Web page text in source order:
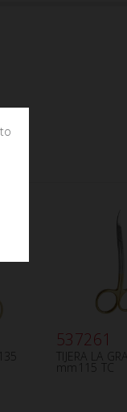
537261
TIJERA LA
mm115 TC